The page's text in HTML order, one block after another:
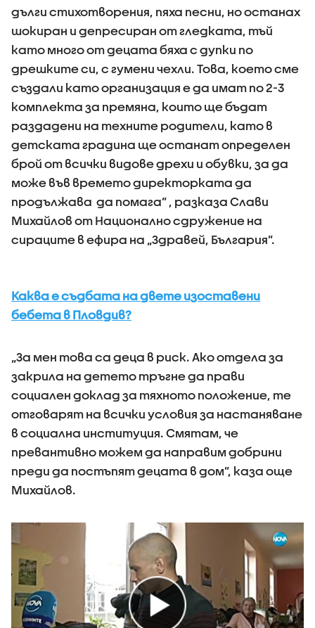
дълги стихотворения, пяха песни, но останах
шокиран и депресиран от гледката, тъй
като много от децата бяха с дупки по
дрешките си, с гумени чехли. Това, което сме
създали като организация е да имат по 2-3
комплекта за премяна, които ще бъдат
раздадени на техните родители, като в
детската градина ще останат определен
брой от всички видове дрехи и обувки, за да
може във времето директорката да
продължава да помага” , разказа Слави
Михайлов от Национално сдружение на
сираците в ефира на „Здравей, България”.
Каква е съдбата на двете изоставени
бебета в Пловдив?
„За мен това са деца в риск. Ако отдела за
закрила на детето тръгне да прави
социален доклад за тяхното положение, те
отговарят на всички условия за настаняване
в социална институция. Смятам, че
превантивно можем да направим добрини
преди да постъпят децата в дом”, каза още
Михайлов.